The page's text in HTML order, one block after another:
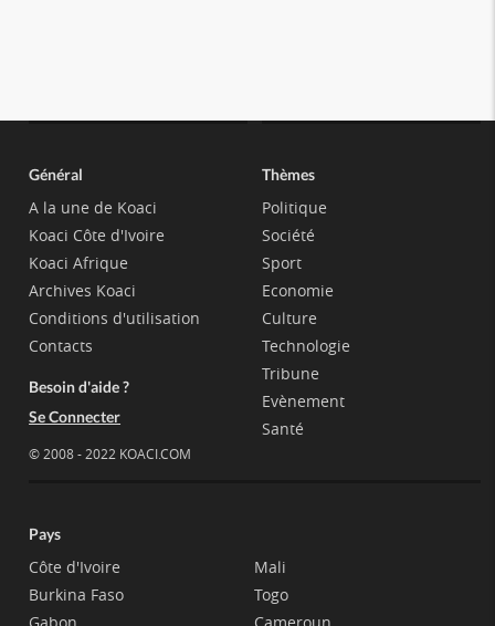
Général
A la une de Koaci
Koaci Côte d'Ivoire
Koaci Afrique
Archives Koaci
Conditions d'utilisation
Contacts
Besoin d'aide ?
Se Connecter
© 2008 - 2022 KOACI.COM
Thèmes
Politique
Société
Sport
Economie
Culture
Technologie
Tribune
Evènement
Santé
Pays
Côte d'Ivoire
Burkina Faso
Mali
Togo